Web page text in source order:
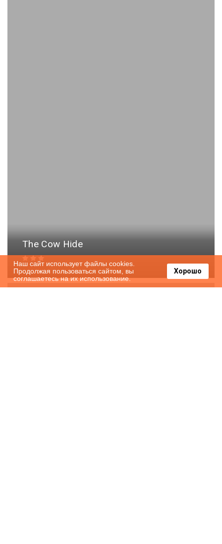
The Cow Hide
Наш сайт использует файлы cookies.
Продолжая пользоваться сайтом, вы
соглашаетесь на их использование.
Хорошо